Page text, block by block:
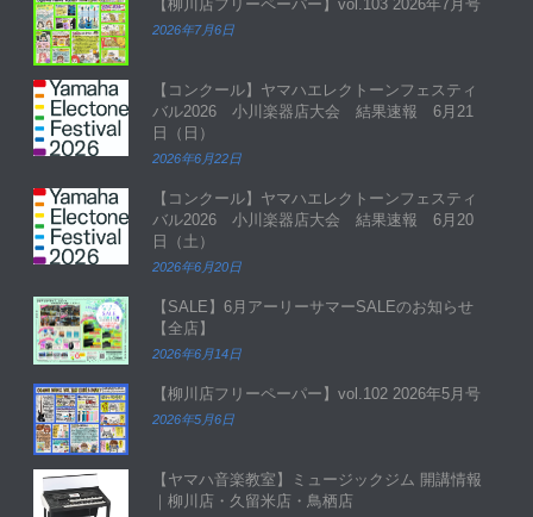
【柳川店フリーペーパー】vol.103 2026年7月号
2026年7月6日
【コンクール】ヤマハエレクトーンフェスティ
バル2026 小川楽器店大会 結果速報 6月21
日（日）
2026年6月22日
【コンクール】ヤマハエレクトーンフェスティ
バル2026 小川楽器店大会 結果速報 6月20
日（土）
2026年6月20日
【SALE】6月アーリーサマーSALEのお知らせ
【全店】
2026年6月14日
【柳川店フリーペーパー】vol.102 2026年5月号
2026年5月6日
【ヤマハ音楽教室】ミュージックジム 開講情報
｜柳川店・久留米店・鳥栖店